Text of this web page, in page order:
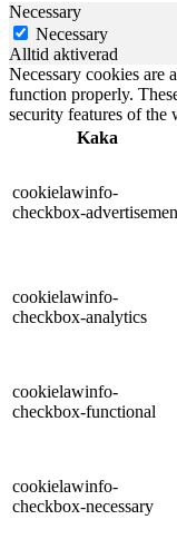
Necessary
Necessary
Alltid aktiverad
Necessary cookies are
function properly.
security features of the
Kaka
cookielawinfo-
checkbox-
cookielawinfo-
checkbox-analytics
cookielawinfo-
checkbox-functional
cookielawinfo-
checkbox-necessary